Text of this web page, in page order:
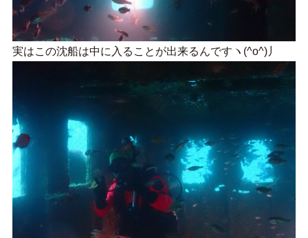
実はこの沈船は中に入ることが出来るんですヽ(^o^)丿